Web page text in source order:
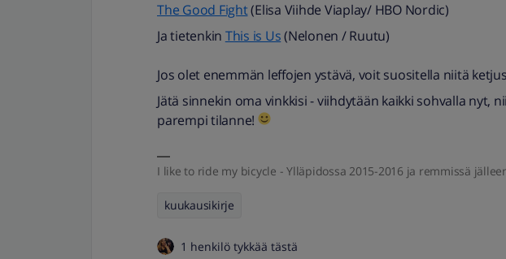
The Good Fight(Elisa Viihde Viaplay/ HBO Nordic)
Ja tietenkin This is Us(Nelonen / Ruutu)
Jos olet enemmän leffojen ystävä, voit suositella niitä
Jätä sinnekin oma vinkkisi - viihdytään kaikki sohvalla nyt,
parempi tilanne!
I like to ride my bicycle - Ylläpidossa 2015-2016 ja remmissä
kuukausikirje
1 henkilö tykkää tästä